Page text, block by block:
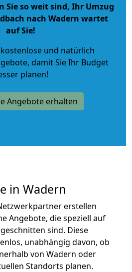
Sie so weit sind, Ihr Umzug
nach Wadern wartet
auf Sie!
und natürlich
, damit Sie Ihr Budget
planen!
Angebote erhalten
in Wadern
erstellen
Angebote, die speziell auf
sind. Diese
unabhängig davon, ob
von Wadern oder
Standorts planen.